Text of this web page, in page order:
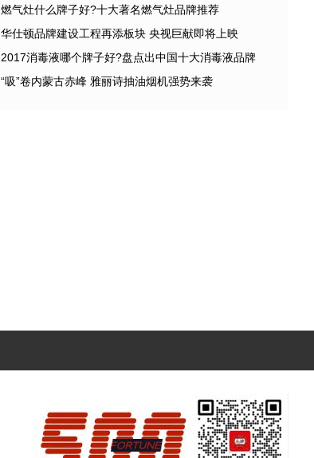
燃气灶什么牌子好?十大著名燃气灶品牌推荐
华仕顿品牌建设工程再添板块 央视巨献即将上映
2017消毒液哪个牌子好?盘点出中国十大消毒液品牌
“吸”卷内蒙古赤峰 雅丽诗抽油烟机强势来袭